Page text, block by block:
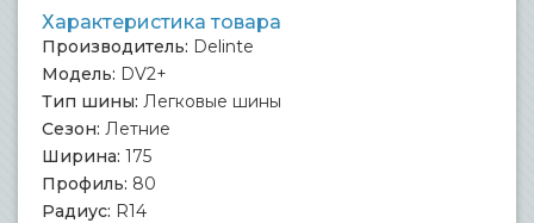
Характеристика товара
Производитель: Delinte
Модель: DV2+
Тип шины: Легковые шины
Сезон: Летние
Ширина: 175
Профиль: 80
Радиус: R14